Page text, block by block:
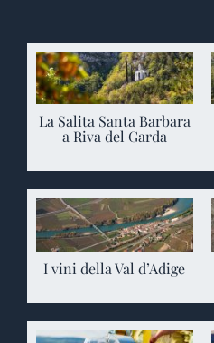
La Salita Santa Barbara
a Riva del Garda
I vini della Val d’Adige